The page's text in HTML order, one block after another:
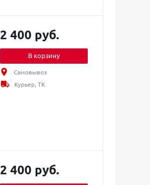
2 400 руб.
В корзину
Самовывоз
Курьер, ТК
2 400 руб.